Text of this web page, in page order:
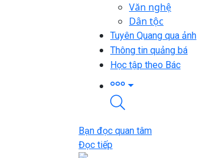
Văn nghệ
Dân tộc
Tuyên Quang qua ảnh
Thông tin quảng bá
Học tập theo Bác
Bạn đọc quan tâm
Đọc tiếp